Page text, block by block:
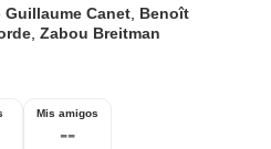
Guillaume Canet Benoît
,Zabou Breitman
Mis amigos
--